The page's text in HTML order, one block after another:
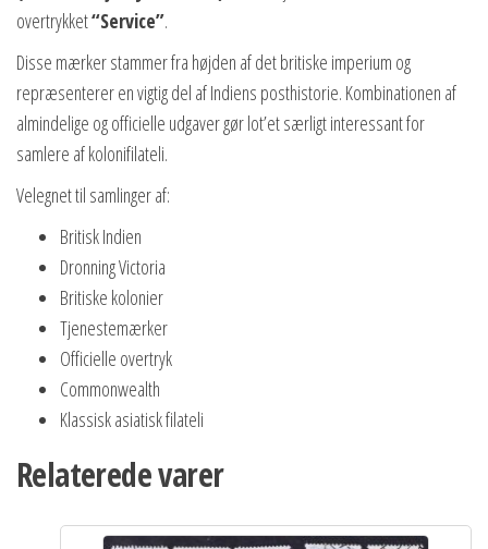
officielle
og
tjenestemærker
antal
overtrykket“Service”.
Disse mærker stammer fra højden af det britiske imperium og
repræsenterer en vigtig del af Indiens posthistorie. Kombinationen af
almindelige og officielle udgaver gør lot’et særligt interessant for
samlere af kolonifilateli.
Velegnet til samlinger af:
Britisk Indien
Dronning Victoria
Britiske kolonier
Tjenestemærker
Officielle overtryk
Commonwealth
Klassisk asiatisk filateli
Relaterede varer